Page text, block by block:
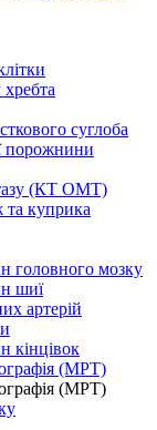
суглоба
порожнини
(КТ ОМТ)
та куприка
головного мозку
шиї
артерій
кінцівок
(МРТ)
(МРТ)